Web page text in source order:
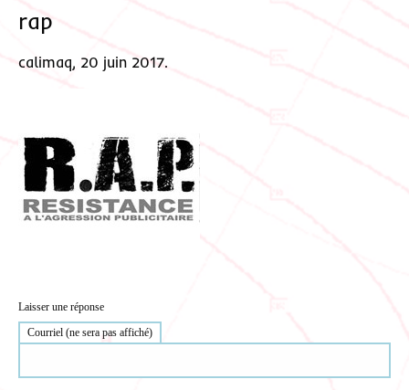
rap
calimaq, 20 juin 2017.
Laisser une réponse
Courriel (ne sera pas affiché)